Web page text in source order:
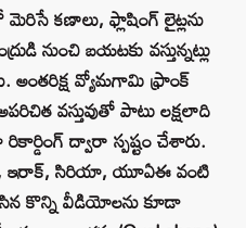
కణాలు, ఫ్లాషింగ్ లైట్లను
నుంచి బయటకు వస్తున్నట్లు
వ్యోమగామి ఫ్రాంక్
వస్తువుతో పాటు లక్షలాది
ద్వారా స్పష్టం చేశారు.
ఇరాక్, సిరియా, యూఏఈ వంటి
కొన్ని వీడియోలను కూడా